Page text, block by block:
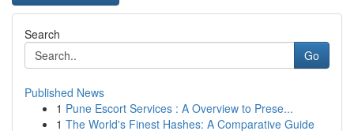
Search
Go
Published News
1 Pune Escort Services : A Overview to Prese...
1 The World's Finest Hashes: A Comparative Guide